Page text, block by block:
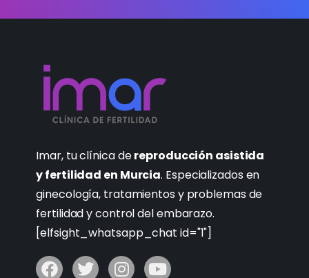
Imar, tu clínica dereproducción asistida
y fertilidad en Murcia. Especializados en
ginecología, tratamientos y problemas de
fertilidad y control del embarazo.
[elfsight_whatsapp_chat id="1"]